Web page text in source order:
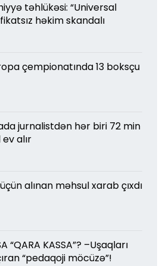
təhlükəsi: “Universal
həkim skandalı
çempionatında 13 boksçu
jurnalistdən hər biri 72 min
alır
alınan məhsul xarab çıxdı
“QARA KASSA”? –Uşaqları
“pedaqoji möcüzə”!